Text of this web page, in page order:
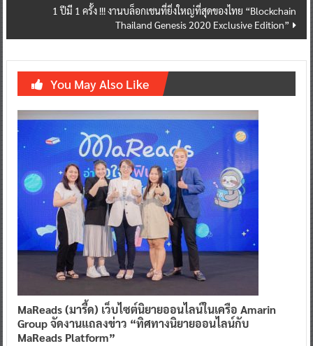
1 ปีมี 1 ครั้ง !!! งานบล็อกเชนที่ยิ่งใหญ่ที่สุดของไทย “Blockchain
Thailand Genesis 2020 Exclusive Edition”
You May Also Like
MaReads (มารี้ด) เว็บไซต์นิยายออนไลน์ในเครือ Amarin
Groupจัดงานแถลงข่าว “ทิศทางนิยายออนไลน์กับ
MaReads Platform”